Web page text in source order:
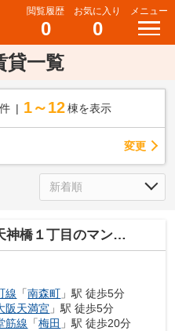
閲覧履歴
0
お気に入り
0
メニュー
貸一覧
件 1～12 棟を表示
変更
１丁目のマンション
線 「南森町 」駅 徒歩5分
阪天満宮 」駅 徒歩5分
筋線 「梅田 」駅 徒歩20分